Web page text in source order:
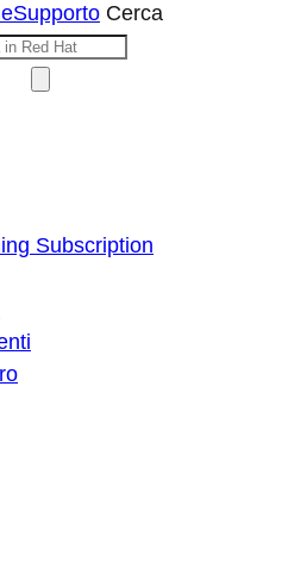
Supporto Cerca
Subscription